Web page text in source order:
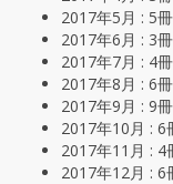
2017年5月 : 5
2017年6月 : 3冊
2017年7月 : 4冊
2017年8月 : 6冊
2017年9月 : 9冊
2017年10月 : 6
2017年11月 :
2017年12月 : 6